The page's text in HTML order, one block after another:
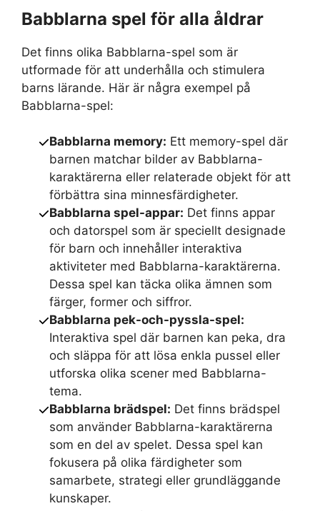
Babblarna spel för alla åldrar
Det finns olika Babblarna-spel som är
utformade för att underhålla och stimulera
barns lärande. Här är några exempel på
Babblarna-spel:
Babblarna memory: Ett memory-spel där
barnen matchar bilder av Babblarna-
karaktärerna eller relaterade objekt för att
förbättra sina minnesfärdigheter.
Babblarna spel-appar: Det finns appar
och datorspel som är speciellt designade
för barn och innehåller interaktiva
aktiviteter med Babblarna-karaktärerna.
Dessa spel kan täcka olika ämnen som
färger, former och siffror.
Babblarna pek-och-pyssla-spel:
Interaktiva spel där barnen kan peka, dra
och släppa för att lösa enkla pussel eller
utforska olika scener med Babblarna-
tema.
Babblarna brädspel: Det finns brädspel
som använder Babblarna-karaktärerna
som en del av spelet. Dessa spel kan
fokusera på olika färdigheter som
samarbete, strategi eller grundläggande
kunskaper.